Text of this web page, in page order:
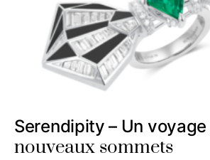
Serendipity – Un
nouveaux sommets